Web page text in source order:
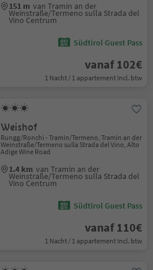
151 m van Tramin an der
Weinstraße/Termeno sulla Strada del
Vino Centrum
Südtirol Guest Pass
vanaf 102€
1 Nacht / 1 appartement Incl. btw
Weishof
Rungg/Ronchi - Tramin/Termeno, Tramin an der
Weinstraße/Termeno sulla Strada del Vino, Alto
Adige Wine Road
1.4 km van Tramin an der
Weinstraße/Termeno sulla Strada del
Vino Centrum
Südtirol Guest Pass
vanaf 110€
1 Nacht / 1 appartement Incl. btw